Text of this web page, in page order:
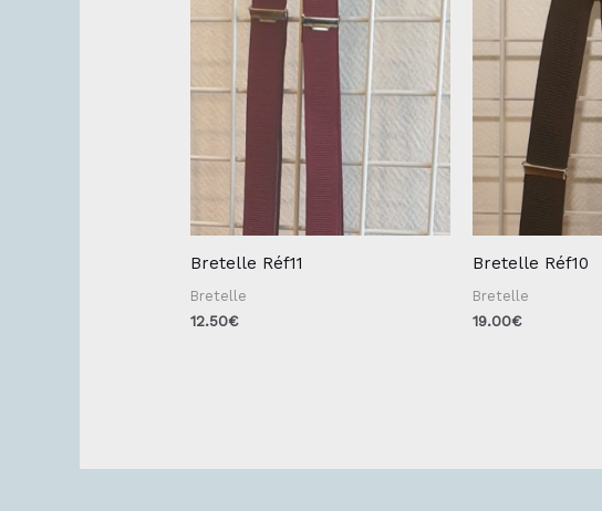
Bretelle Réf11
Bretelle
12.50€
Bretelle Réf10
Bretelle
19.00€